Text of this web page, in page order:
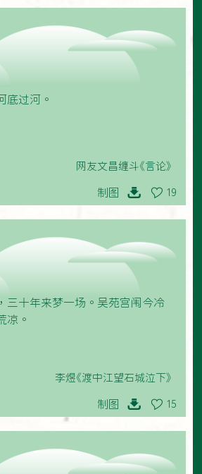
底过河。
网友文昌缠斗《言论》
制图 19
三十年来梦一场。吴苑宫闱今冷
凉。
李煜《渡中江望石城泣下》
制图 15